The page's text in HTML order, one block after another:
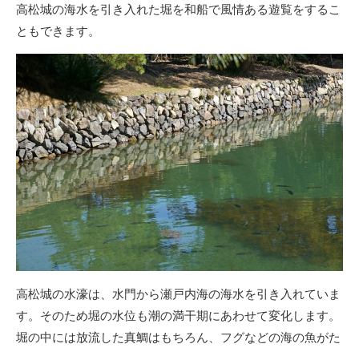
高松城の海水を引き入れた堀を和船で風情ある遊覧をするこ
ともできます。
高松城の水濠は、水門から瀬戸内海の海水を引き入れていま
す。そのため堀の水位も潮の満干期にあわせて変化します。
堀の中には放流した真鯛はもちろん、フグなどの海の魚がた